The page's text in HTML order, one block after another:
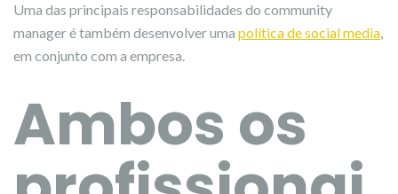
Uma das principais responsabilidades do community
manager é também desenvolver uma política de social media,
em conjunto com a empresa.
Ambos os